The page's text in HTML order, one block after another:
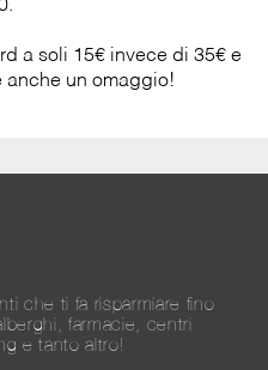
a soli 15€ invece di 35€ e
anche un omaggio!
che ti fa risparmiare fino
farmacie, centri
e tanto altro!